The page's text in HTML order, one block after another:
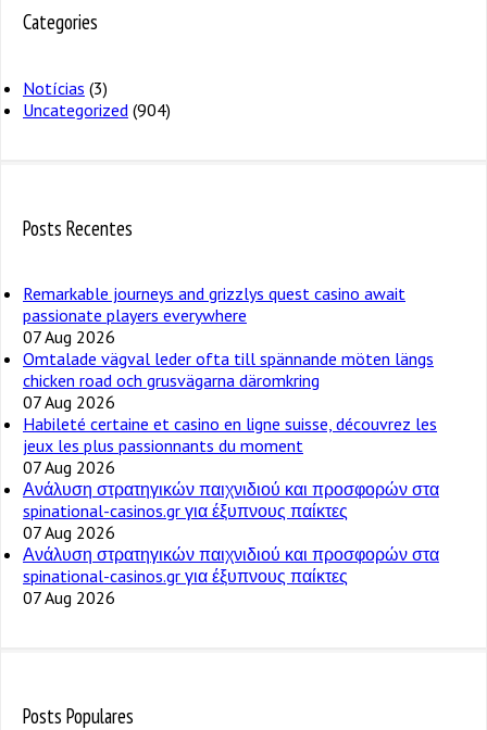
Categories
Notícias (3)
Uncategorized (904)
Posts Recentes
Remarkable journeys and grizzlys quest casino await
passionate players everywhere
07 Aug 2026
Omtalade vägval leder ofta till spännande möten längs
chicken road och grusvägarna däromkring
07 Aug 2026
Habileté certaine et casino en ligne suisse, découvrez les
jeux les plus passionnants du moment
07 Aug 2026
Ανάλυση στρατηγικών παιχνιδιού και προσφορών στα
spinational-casinos.gr για έξυπνους παίκτες
07 Aug 2026
Ανάλυση στρατηγικών παιχνιδιού και προσφορών στα
spinational-casinos.gr για έξυπνους παίκτες
07 Aug 2026
Posts Populares